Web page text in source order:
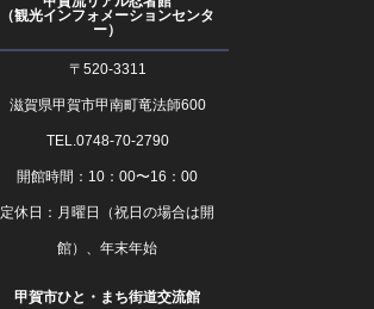
（観光インフォメーションセンタ
ー）
〒520-3311
滋賀県甲賀市甲南町竜法師600
TEL.0748-70-2790
開館時間：10：00〜16：00
定休日：月曜日（祝日の場合は開
館）、年末年始
甲賀市ひと・まち街道交流館